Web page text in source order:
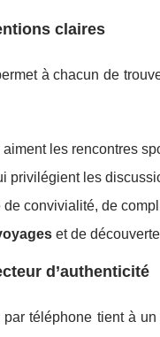
claires
à chacun de
aiment les rencontres
privilégient les
de convivialité, de
et de
d’authenticité
par téléphone tient à